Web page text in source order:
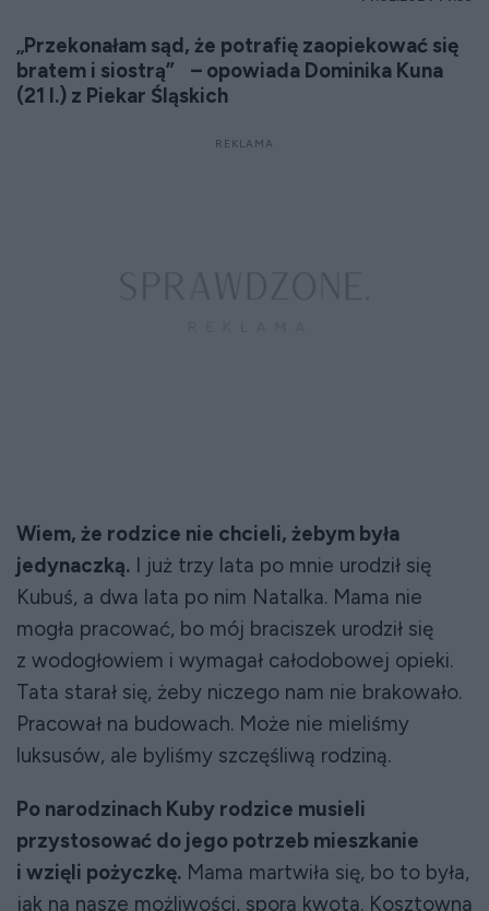
„Przekonałam sąd, że potrafię zaopiekować się
bratem i siostrą” – opowiada Dominika Kuna
(21 l.) z Piekar Śląskich
Wiem, że rodzice nie chcieli, żebym była
jedynaczką. I już trzy lata po mnie urodził się
Kubuś, a dwa lata po nim Natalka. Mama nie
mogła pracować, bo mój braciszek urodził się
z wodogłowiem i wymagał całodobowej opieki.
Tata starał się, żeby niczego nam nie brakowało.
Pracował na budowach. Może nie mieliśmy
luksusów, ale byliśmy szczęśliwą rodziną.
Po narodzinach Kuby rodzice musieli
przystosować do jego potrzeb mieszkanie
i wzięli pożyczkę. Mama martwiła się, bo to była,
jak na nasze możliwości, spora kwota. Kosztowna